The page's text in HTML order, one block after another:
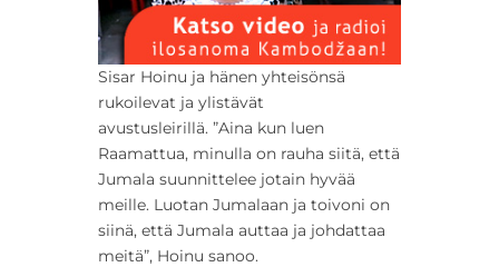
Sisar Hoinu ja hänen yhteisönsä
rukoilevat ja ylistävät
avustusleirillä. ”Aina kun luen
Raamattua, minulla on rauha siitä, että
Jumala suunnittelee jotain hyvää
meille. Luotan Jumalaan ja toivoni on
siinä, että Jumala auttaa ja johdattaa
meitä”, Hoinu sanoo.